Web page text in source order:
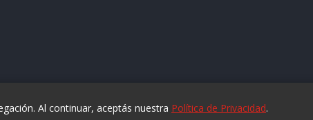
Al continuar, aceptás nuestra Política de Privacidad.